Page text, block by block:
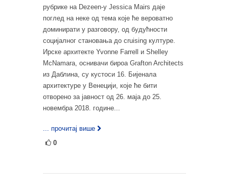
рубрике на Dezeen-у Jessica Mairs даје
поглед на неке од тема које ће вероватно
доминирати у разговору, од будућности
социјалног становања до cruising културе.
Ирске архитекте Yvonne Farrell и Shelley
McNamara, оснивачи бироа Grafton Architects
из Даблина, су кустоси 16. Бијенала
архитектуре у Венецији, које ће бити
отворено за јавност од 26. маја до 25.
новембра 2018. године...
... прочитај више
0